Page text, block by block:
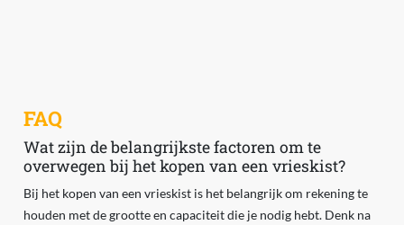
FAQ
Wat zijn de belangrijkste factoren om te
overwegen bij het kopen van een vrieskist?
Bij het kopen van een vrieskist is het belangrijk om rekening te
houden met de grootte en capaciteit die je nodig hebt. Denk na